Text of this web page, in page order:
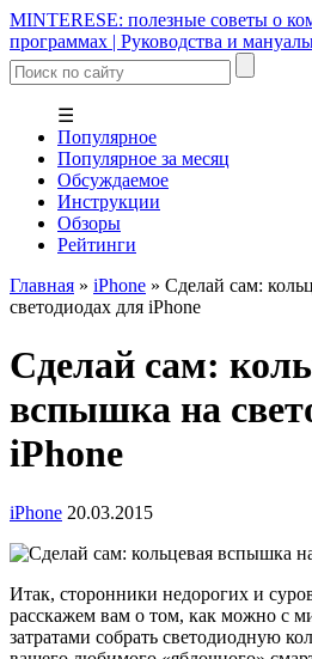
MINTERESE: полезные советы о
программах | Руководства и
☰
Популярное
Популярное за месяц
Обсуждаемое
Инструкции
Обзоры
Рейтинги
Главная » iPhone » Сделай сам:
светодиодах для iPhone
Сделай сам:
вспышка на
iPhone
iPhone 20.03.2015
Итак, сторонники недорогих и
расскажем вам о том, как можно с
затратами собрать светодиодную